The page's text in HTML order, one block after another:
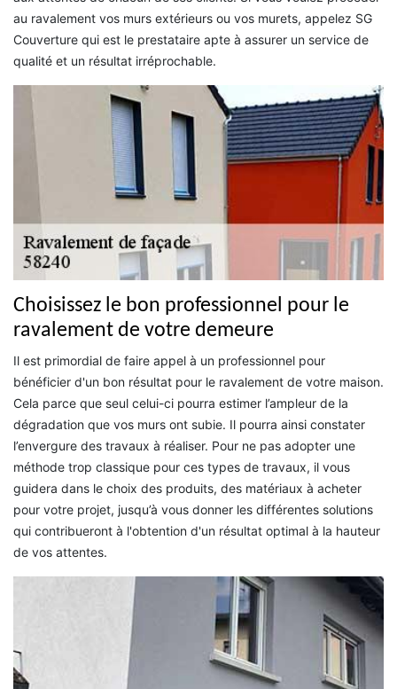
au ravalement vos murs extérieurs ou vos murets, appelez SG
Couverture qui est le prestataire apte à assurer un service de
qualité et un résultat irréprochable.
Choisissez le bon professionnel pour le
ravalement de votre demeure
Il est primordial de faire appel à un professionnel pour
bénéficier d'un bon résultat pour le ravalement de votre maison.
Cela parce que seul celui-ci pourra estimer l’ampleur de la
dégradation que vos murs ont subie. Il pourra ainsi constater
l’envergure des travaux à réaliser. Pour ne pas adopter une
méthode trop classique pour ces types de travaux, il vous
guidera dans le choix des produits, des matériaux à acheter
pour votre projet, jusqu’à vous donner les différentes solutions
qui contribueront à l'obtention d'un résultat optimal à la hauteur
de vos attentes.